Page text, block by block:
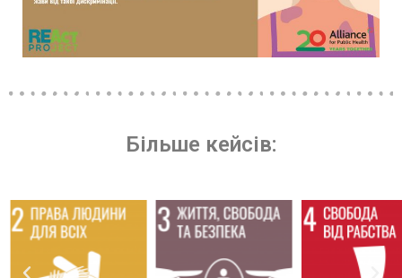
Більше кейсів: